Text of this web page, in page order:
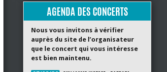
AGENDA DES CONCERTS
Nous vous invitons à vérifier
auprès du site de l’organisateur
que le concert qui vous intéresse
est bien maintenu.